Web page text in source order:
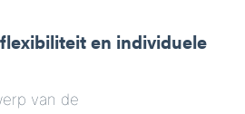
en individuele
van de